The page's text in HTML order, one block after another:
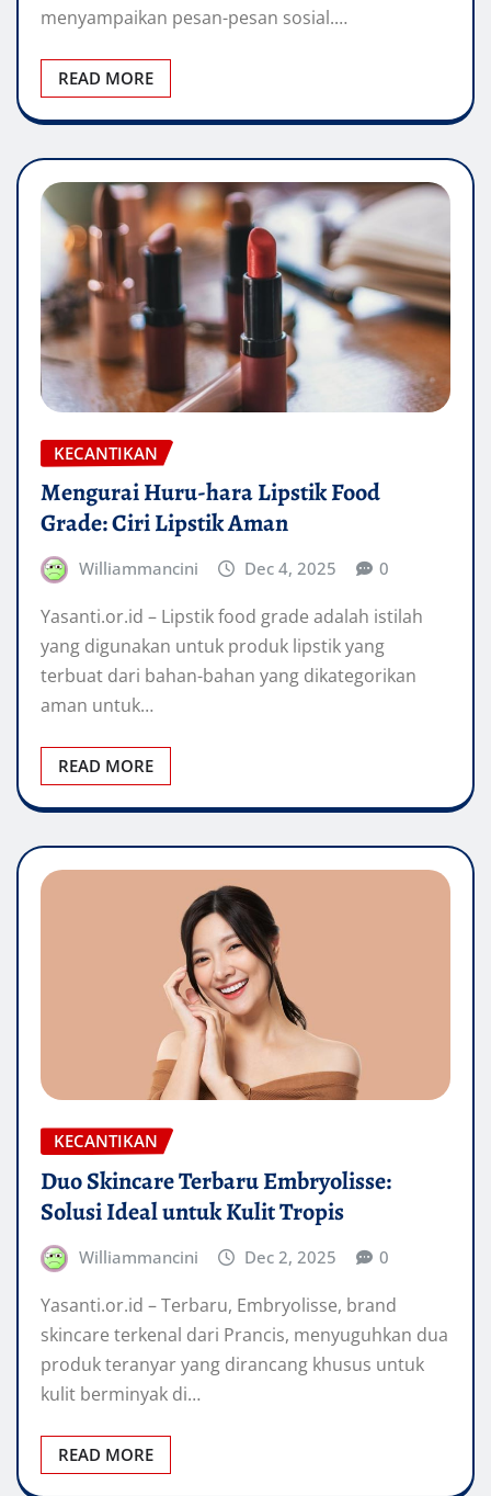
menyampaikan pesan-pesan sosial.…
READ MORE
KECANTIKAN
Mengurai Huru-hara Lipstik Food
Grade: Ciri Lipstik Aman
Williammancini Dec 4, 2025 0
Yasanti.or.id – Lipstik food grade adalah istilah
yang digunakan untuk produk lipstik yang
terbuat dari bahan-bahan yang dikategorikan
aman untuk…
READ MORE
KECANTIKAN
Duo Skincare Terbaru Embryolisse:
Solusi Ideal untuk Kulit Tropis
Williammancini Dec 2, 2025 0
Yasanti.or.id – Terbaru, Embryolisse, brand
skincare terkenal dari Prancis, menyuguhkan dua
produk teranyar yang dirancang khusus untuk
kulit berminyak di…
READ MORE